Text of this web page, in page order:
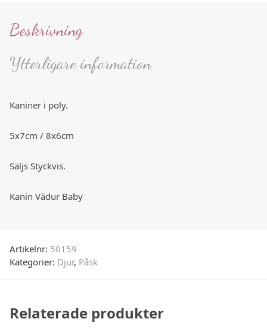
Beskrivning
Ytterligare information
Kaniner i poly.
5x7cm / 8x6cm
Säljs Styckvis.
Kanin Vädur Baby
Artikelnr: 50159
Kategorier: Djur, Påsk
Relaterade produkter